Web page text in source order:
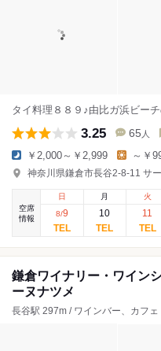
タイ料理８８９♪由比ガ浜ビー
3.25 65 人
￥2,000～￥2,999 ～￥
神奈川県鎌倉市長谷2-8-11 サ
空席
情報
日
8/9
月
10
火
11
鎌倉ワイナリー・ワイン
ーヌナツメ
長谷駅 297m / ワインバー、カフェ